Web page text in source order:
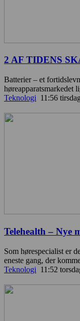
2 AF TIDENS
Batterier – et
høreapparatsmarkedet
Teknologi 11:56
Telehealth – Nye
Som hørespecialist er
eneste gang, der
Teknologi 11:52